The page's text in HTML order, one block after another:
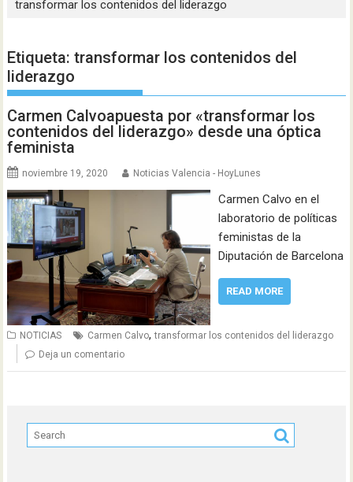
transformar los contenidos del liderazgo
Etiqueta:transformar los contenidos del
liderazgo
Carmen Calvoapuesta por «transformar los
contenidos del liderazgo» desde una óptica
feminista
noviembre 19, 2020 Noticias Valencia - HoyLunes
Carmen Calvo en el
laboratorio de políticas
feministas de la
Diputación de Barcelona
READ MORE
NOTICIAS Carmen Calvo,transformar los contenidos del liderazgo
Deja un comentario